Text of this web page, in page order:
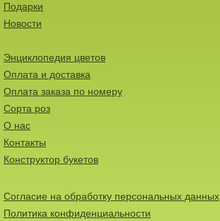
Подарки
Новости
Энциклопедия цветов
Оплата и доставка
Оплата заказа по номеру
Сорта роз
О нас
Контакты
Конструктор букетов
Согласие на обработку персональных данных
Политика конфиденциальности